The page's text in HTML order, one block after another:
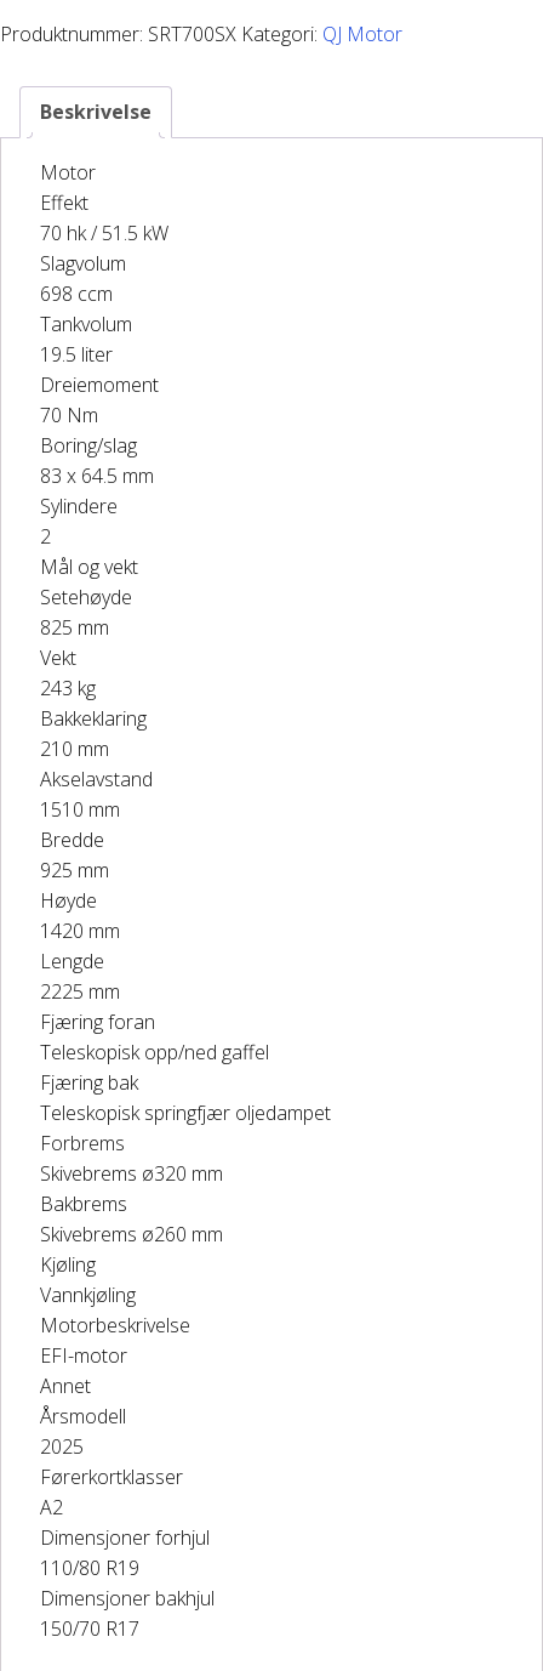
GIVI – Bagasjesystem for MC
antall
Produktnummer: SRT700SX Kategori: QJ Motor
Beskrivelse
Motor
Effekt
70 hk / 51.5 kW
Slagvolum
698 ccm
Tankvolum
19.5 liter
Dreiemoment
70 Nm
Boring/slag
83 x 64.5 mm
Sylindere
2
Mål og vekt
Setehøyde
825 mm
Vekt
243 kg
Bakkeklaring
210 mm
Akselavstand
1510 mm
Bredde
925 mm
Høyde
1420 mm
Lengde
2225 mm
Fjæring foran
Teleskopisk opp/ned gaffel
Fjæring bak
Teleskopisk springfjær oljedampet
Forbrems
Skivebrems ø320 mm
Bakbrems
Skivebrems ø260 mm
Kjøling
Vannkjøling
Motorbeskrivelse
EFI-motor
Annet
Årsmodell
2025
Førerkortklasser
A2
Dimensjoner forhjul
110/80 R19
Dimensjoner bakhjul
150/70 R17